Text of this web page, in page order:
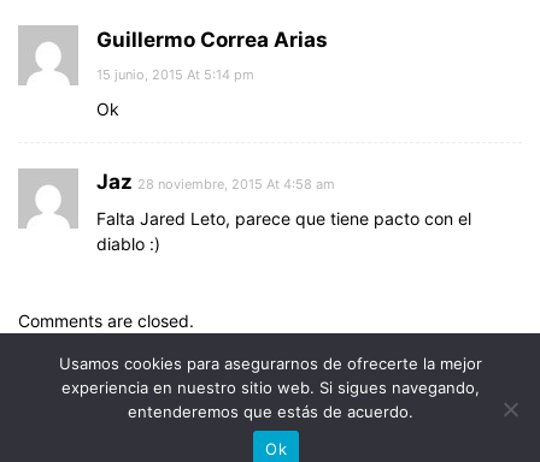
Guillermo Correa Arias
15 junio, 2015 At 5:14 pm
Ok
Jaz 28 noviembre, 2015 At 4:58 am
Falta Jared Leto, parece que tiene pacto con el
diablo :)
Comments are closed.
© Uptodown Technologies SL |
cookies
Usamos cookies para asegurarnos de ofrecerte la mejor
experiencia en nuestro sitio web. Si sigues navegando,
entenderemos que estás de acuerdo.
Ok